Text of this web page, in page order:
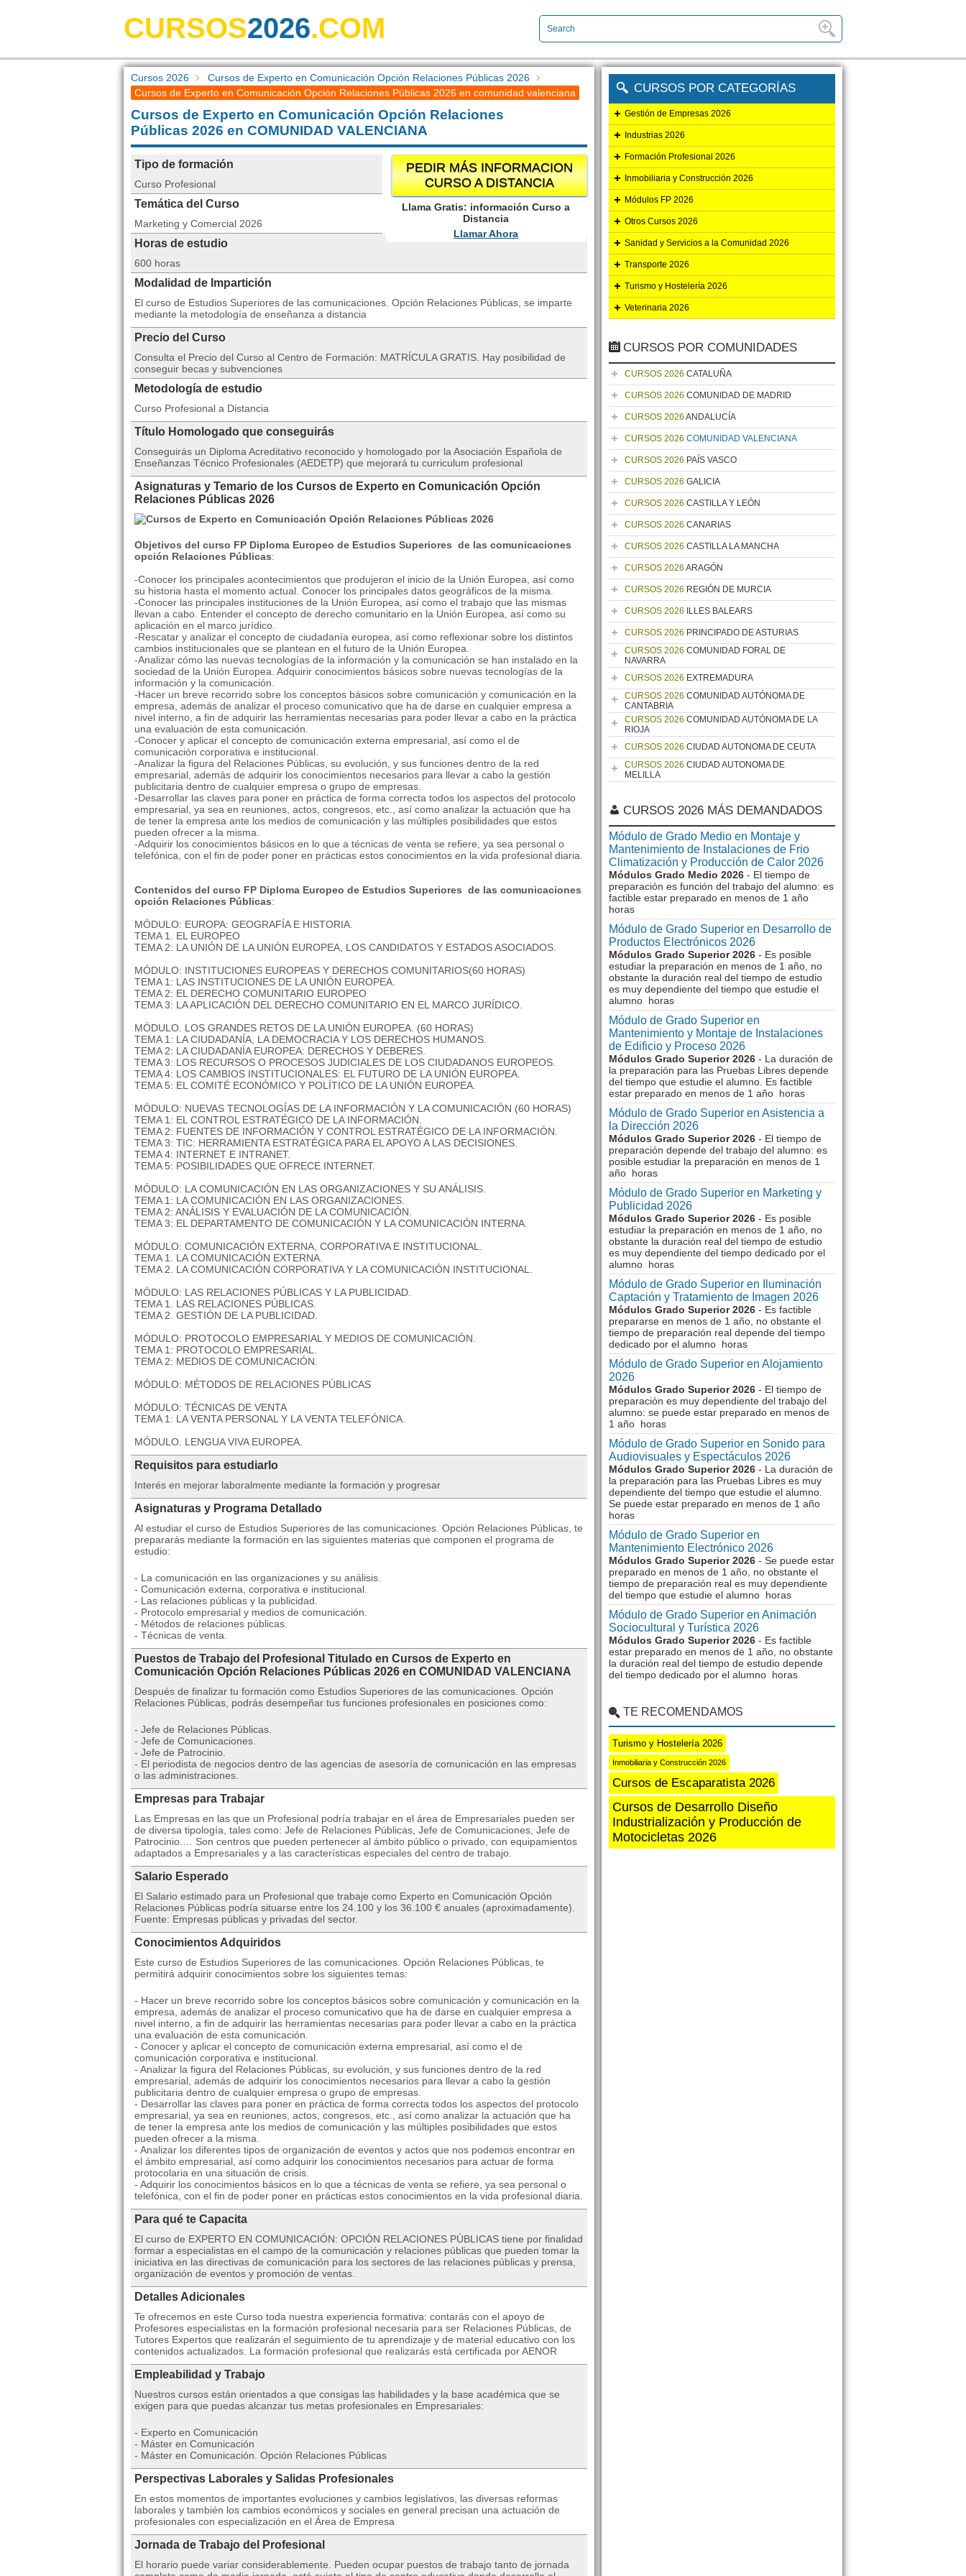
CURSOS2026.COM
Cursos 2026
Cursos de Experto en Comunicación Opción Relaciones Públicas 2026
Cursos de Experto en Comunicación Opción Relaciones Públicas 2026 en comunidad valenciana
Cursos de Experto en Comunicación Opción Relaciones
Públicas 2026 en COMUNIDAD VALENCIANA
PEDIR MÁS INFORMACION
CURSO A DISTANCIA
Llama Gratis: información Curso a
Distancia
Llamar Ahora
Tipo de formación
Curso Profesional
Temática del Curso
Marketing y Comercial 2026
Horas de estudio
600 horas
Modalidad de Impartición
El curso de Estudios Superiores de las comunicaciones. Opción Relaciones Públicas, se imparte
mediante la metodología de enseñanza a distancia
Precio del Curso
Consulta el Precio del Curso al Centro de Formación: MATRÍCULA GRATIS. Hay posibilidad de
conseguir becas y subvenciones
Metodología de estudio
Curso Profesional a Distancia
Título Homologado que conseguirás
Conseguirás un Diploma Acreditativo reconocido y homologado por la Asociación Española de
Enseñanzas Técnico Profesionales (AEDETP) que mejorará tu curriculum profesional
Asignaturas y Temario de los Cursos de Experto en Comunicación Opción
Relaciones Públicas 2026
Objetivos del curso FP Diploma Europeo de Estudios Superiores de las comunicaciones
opción Relaciones Públicas:
-Conocer los principales acontecimientos que produjeron el inicio de la Unión Europea, así como
su historia hasta el momento actual. Conocer los principales datos geográficos de la misma.
-Conocer las principales instituciones de la Unión Europea, así como el trabajo que las mismas
llevan a cabo. Entender el concepto de derecho comunitario en la Unión Europea, así como su
aplicación en el marco jurídico.
-Rescatar y analizar el concepto de ciudadanía europea, así como reflexionar sobre los distintos
cambios institucionales que se plantean en el futuro de la Unión Europea.
-Analizar cómo las nuevas tecnologías de la información y la comunicación se han instalado en la
sociedad de la Unión Europea. Adquirir conocimientos básicos sobre nuevas tecnologías de la
información y la comunicación.
-Hacer un breve recorrido sobre los conceptos básicos sobre comunicación y comunicación en la
empresa, además de analizar el proceso comunicativo que ha de darse en cualquier empresa a
nivel interno, a fin de adquirir las herramientas necesarias para poder llevar a cabo en la práctica
una evaluación de esta comunicación.
-Conocer y aplicar el concepto de comunicación externa empresarial, así como el de
comunicación corporativa e institucional.
-Analizar la figura del Relaciones Públicas, su evolución, y sus funciones dentro de la red
empresarial, además de adquirir los conocimientos necesarios para llevar a cabo la gestión
publicitaria dentro de cualquier empresa o grupo de empresas.
-Desarrollar las claves para poner en práctica de forma correcta todos los aspectos del protocolo
empresarial, ya sea en reuniones, actos, congresos, etc., así como analizar la actuación que ha
de tener la empresa ante los medios de comunicación y las múltiples posibilidades que estos
pueden ofrecer a la misma.
-Adquirir los conocimientos básicos en lo que a técnicas de venta se refiere, ya sea personal o
telefónica, con el fin de poder poner en prácticas estos conocimientos en la vida profesional diaria.
Contenidos del curso FP Diploma Europeo de Estudios Superiores de las comunicaciones
opción Relaciones Públicas:
MÓDULO: EUROPA: GEOGRAFÍA E HISTORIA.
TEMA 1. EL EUROPEO
TEMA 2: LA UNIÓN DE LA UNIÓN EUROPEA, LOS CANDIDATOS Y ESTADOS ASOCIADOS.
MÓDULO: INSTITUCIONES EUROPEAS Y DERECHOS COMUNITARIOS(60 HORAS)
TEMA 1: LAS INSTITUCIONES DE LA UNIÓN EUROPEA.
TEMA 2: EL DERECHO COMUNITARIO EUROPEO
TEMA 3: LA APLICACIÓN DEL DERECHO COMUNITARIO EN EL MARCO JURÍDICO.
MÓDULO. LOS GRANDES RETOS DE LA UNIÓN EUROPEA. (60 HORAS)
TEMA 1: LA CIUDADANÍA, LA DEMOCRACIA Y LOS DERECHOS HUMANOS.
TEMA 2: LA CIUDADANÍA EUROPEA: DERECHOS Y DEBERES.
TEMA 3: LOS RECURSOS O PROCESOS JUDICIALES DE LOS CIUDADANOS EUROPEOS.
TEMA 4: LOS CAMBIOS INSTITUCIONALES: EL FUTURO DE LA UNIÓN EUROPEA.
TEMA 5: EL COMITÉ ECONÓMICO Y POLÍTICO DE LA UNIÓN EUROPEA.
MÓDULO: NUEVAS TECNOLOGÍAS DE LA INFORMACIÓN Y LA COMUNICACIÓN (60 HORAS)
TEMA 1: EL CONTROL ESTRATÉGICO DE LA INFORMACIÓN.
TEMA 2: FUENTES DE INFORMACIÓN Y CONTROL ESTRATÉGICO DE LA INFORMACIÓN.
TEMA 3: TIC: HERRAMIENTA ESTRATÉGICA PARA EL APOYO A LAS DECISIONES.
TEMA 4: INTERNET E INTRANET.
TEMA 5: POSIBILIDADES QUE OFRECE INTERNET.
MÓDULO: LA COMUNICACIÓN EN LAS ORGANIZACIONES Y SU ANÁLISIS.
TEMA 1: LA COMUNICACIÓN EN LAS ORGANIZACIONES.
TEMA 2: ANÁLISIS Y EVALUACIÓN DE LA COMUNICACIÓN.
TEMA 3: EL DEPARTAMENTO DE COMUNICACIÓN Y LA COMUNICACIÓN INTERNA.
MÓDULO: COMUNICACIÓN EXTERNA, CORPORATIVA E INSTITUCIONAL.
TEMA 1. LA COMUNICACIÓN EXTERNA.
TEMA 2. LA COMUNICACIÓN CORPORATIVA Y LA COMUNICACIÓN INSTITUCIONAL.
MÓDULO: LAS RELACIONES PÚBLICAS Y LA PUBLICIDAD.
TEMA 1. LAS RELACIONES PÚBLICAS.
TEMA 2. GESTIÓN DE LA PUBLICIDAD.
MÓDULO: PROTOCOLO EMPRESARIAL Y MEDIOS DE COMUNICACIÓN.
TEMA 1: PROTOCOLO EMPRESARIAL.
TEMA 2: MEDIOS DE COMUNICACIÓN.
MÓDULO: MÉTODOS DE RELACIONES PÚBLICAS
MÓDULO: TÉCNICAS DE VENTA
TEMA 1: LA VENTA PERSONAL Y LA VENTA TELEFÓNICA.
MÓDULO. LENGUA VIVA EUROPEA.
Requisitos para estudiarlo
Interés en mejorar laboralmente mediante la formación y progresar
Asignaturas y Programa Detallado
Al estudiar el curso de Estudios Superiores de las comunicaciones. Opción Relaciones Públicas, te
prepararás mediante la formación en las siguientes materias que componen el programa de
estudio:
- La comunicación en las organizaciones y su análisis.
- Comunicación externa, corporativa e institucional.
- Las relaciones públicas y la publicidad.
- Protocolo empresarial y medios de comunicación.
- Métodos de relaciones públicas.
- Técnicas de venta.
Puestos de Trabajo del Profesional Titulado en Cursos de Experto en
Comunicación Opción Relaciones Públicas 2026 en COMUNIDAD VALENCIANA
Después de finalizar tu formación como Estudios Superiores de las comunicaciones. Opción
Relaciones Públicas, podrás desempeñar tus funciones profesionales en posiciones como:
- Jefe de Relaciones Públicas.
- Jefe de Comunicaciones.
- Jefe de Patrocinio.
- El periodista de negocios dentro de las agencias de asesoría de comunicación en las empresas
o las administraciones.
Empresas para Trabajar
Las Empresas en las que un Profesional podría trabajar en el área de Empresariales pueden ser
de diversa tipología, tales como: Jefe de Relaciones Públicas, Jefe de Comunicaciones, Jefe de
Patrocinio.… Son centros que pueden pertenecer al ámbito público o privado, con equipamientos
adaptados a Empresariales y a las características especiales del centro de trabajo.
Salario Esperado
El Salario estimado para un Profesional que trabaje como Experto en Comunicación Opción
Relaciones Públicas podría situarse entre los 24.100 y los 36.100 € anuales (aproximadamente).
Fuente: Empresas públicas y privadas del sector.
Conocimientos Adquiridos
Este curso de Estudios Superiores de las comunicaciones. Opción Relaciones Públicas, te
permitirá adquirir conocimientos sobre los siguientes temas:
- Hacer un breve recorrido sobre los conceptos básicos sobre comunicación y comunicación en la
empresa, además de analizar el proceso comunicativo que ha de darse en cualquier empresa a
nivel interno, a fin de adquirir las herramientas necesarias para poder llevar a cabo en la práctica
una evaluación de esta comunicación.
- Conocer y aplicar el concepto de comunicación externa empresarial, así como el de
comunicación corporativa e institucional.
- Analizar la figura del Relaciones Públicas, su evolución, y sus funciones dentro de la red
empresarial, además de adquirir los conocimientos necesarios para llevar a cabo la gestión
publicitaria dentro de cualquier empresa o grupo de empresas.
- Desarrollar las claves para poner en práctica de forma correcta todos los aspectos del protocolo
empresarial, ya sea en reuniones, actos, congresos, etc., así como analizar la actuación que ha
de tener la empresa ante los medios de comunicación y las múltiples posibilidades que estos
pueden ofrecer a la misma.
- Analizar los diferentes tipos de organización de eventos y actos que nos podemos encontrar en
el ámbito empresarial, así como adquirir los conocimientos necesarios para actuar de forma
protocolaria en una situación de crisis.
- Adquirir los conocimientos básicos en lo que a técnicas de venta se refiere, ya sea personal o
telefónica, con el fin de poder poner en prácticas estos conocimientos en la vida profesional diaria.
Para qué te Capacita
El curso de EXPERTO EN COMUNICACIÓN: OPCIÓN RELACIONES PÚBLICAS tiene por finalidad
formar a especialistas en el campo de la comunicación y relaciones públicas que pueden tomar la
iniciativa en las directivas de comunicación para los sectores de las relaciones públicas y prensa,
organización de eventos y promoción de ventas.
Detalles Adicionales
Te ofrecemos en este Curso toda nuestra experiencia formativa: contarás con el apoyo de
Profesores especialistas en la formación profesional necesaria para ser Relaciones Públicas, de
Tutores Expertos que realizarán el seguimiento de tu aprendizaje y de material educativo con los
contenidos actualizados. La formación profesional que realizarás está certificada por AENOR
Empleabilidad y Trabajo
Nuestros cursos están orientados a que consigas las habilidades y la base académica que se
exigen para que puedas alcanzar tus metas profesionales en Empresariales:
- Experto en Comunicación
- Máster en Comunicación
- Máster en Comunicación. Opción Relaciones Públicas
Perspectivas Laborales y Salidas Profesionales
En estos momentos de importantes evoluciones y cambios legislativos, las diversas reformas
laborales y también los cambios económicos y sociales en general precisan una actuación de
profesionales con especialización en el Área de Empresa
Jornada de Trabajo del Profesional
El horario puede variar considerablemente. Pueden ocupar puestos de trabajo tanto de jornada
CURSOS POR CATEGORÍAS
Gestión de Empresas 2026
Industrias 2026
Formación Profesional 2026
Inmobiliaria y Construcción 2026
Módulos FP 2026
Otros Cursos 2026
Sanidad y Servicios a la Comunidad 2026
Transporte 2026
Turismo y Hostelería 2026
Veterinaria 2026
CURSOS POR COMUNIDADES
CURSOS 2026 CATALUÑA
CURSOS 2026 COMUNIDAD DE MADRID
CURSOS 2026 ANDALUCÍA
CURSOS 2026 COMUNIDAD VALENCIANA
CURSOS 2026 PAÍS VASCO
CURSOS 2026 GALICIA
CURSOS 2026 CASTILLA Y LEÓN
CURSOS 2026 CANARIAS
CURSOS 2026 CASTILLA LA MANCHA
CURSOS 2026 ARAGÓN
CURSOS 2026 REGIÓN DE MURCIA
CURSOS 2026 ILLES BALEARS
CURSOS 2026 PRINCIPADO DE ASTURIAS
CURSOS 2026 COMUNIDAD FORAL DE
NAVARRA
CURSOS 2026 EXTREMADURA
CURSOS 2026 COMUNIDAD AUTÓNOMA DE
CANTABRIA
CURSOS 2026 COMUNIDAD AUTÓNOMA DE LA
RIOJA
CURSOS 2026 CIUDAD AUTONOMA DE CEUTA
CURSOS 2026 CIUDAD AUTONOMA DE
MELILLA
CURSOS 2026 MÁS DEMANDADOS
Módulo de Grado Medio en Montaje y
Mantenimiento de Instalaciones de Frio
Climatización y Producción de Calor 2026
Módulos Grado Medio 2026 - El tiempo de
preparación es función del trabajo del alumno: es
factible estar preparado en menos de 1 año
horas
Módulo de Grado Superior en Desarrollo de
Productos Electrónicos 2026
Módulos Grado Superior 2026 - Es posible
estudiar la preparación en menos de 1 año, no
obstante la duración real del tiempo de estudio
es muy dependiente del tiempo que estudie el
alumno horas
Módulo de Grado Superior en
Mantenimiento y Montaje de Instalaciones
de Edificio y Proceso 2026
Módulos Grado Superior 2026 - La duración de
la preparación para las Pruebas Libres depende
del tiempo que estudie el alumno. Es factible
estar preparado en menos de 1 año horas
Módulo de Grado Superior en Asistencia a
la Dirección 2026
Módulos Grado Superior 2026 - El tiempo de
preparación depende del trabajo del alumno: es
posible estudiar la preparación en menos de 1
año horas
Módulo de Grado Superior en Marketing y
Publicidad 2026
Módulos Grado Superior 2026 - Es posible
estudiar la preparación en menos de 1 año, no
obstante la duración real del tiempo de estudio
es muy dependiente del tiempo dedicado por el
alumno horas
Módulo de Grado Superior en Iluminación
Captación y Tratamiento de Imagen 2026
Módulos Grado Superior 2026 - Es factible
prepararse en menos de 1 año, no obstante el
tiempo de preparación real depende del tiempo
dedicado por el alumno horas
Módulo de Grado Superior en Alojamiento
2026
Módulos Grado Superior 2026 - El tiempo de
preparación es muy dependiente del trabajo del
alumno: se puede estar preparado en menos de
1 año horas
Módulo de Grado Superior en Sonido para
Audiovisuales y Espectáculos 2026
Módulos Grado Superior 2026 - La duración de
la preparación para las Pruebas Libres es muy
dependiente del tiempo que estudie el alumno.
Se puede estar preparado en menos de 1 año
horas
Módulo de Grado Superior en
Mantenimiento Electrónico 2026
Módulos Grado Superior 2026 - Se puede estar
preparado en menos de 1 año, no obstante el
tiempo de preparación real es muy dependiente
del tiempo que estudie el alumno horas
Módulo de Grado Superior en Animación
Sociocultural y Turística 2026
Módulos Grado Superior 2026 - Es factible
estar preparado en menos de 1 año, no obstante
la duración real del tiempo de estudio depende
del tiempo dedicado por el alumno horas
TE RECOMENDAMOS
Turismo y Hostelería 2026
Inmobiliaria y Construcción 2026
Cursos de Escaparatista 2026
Cursos de Desarrollo Diseño
Industrialización y Producción de
Motocicletas 2026